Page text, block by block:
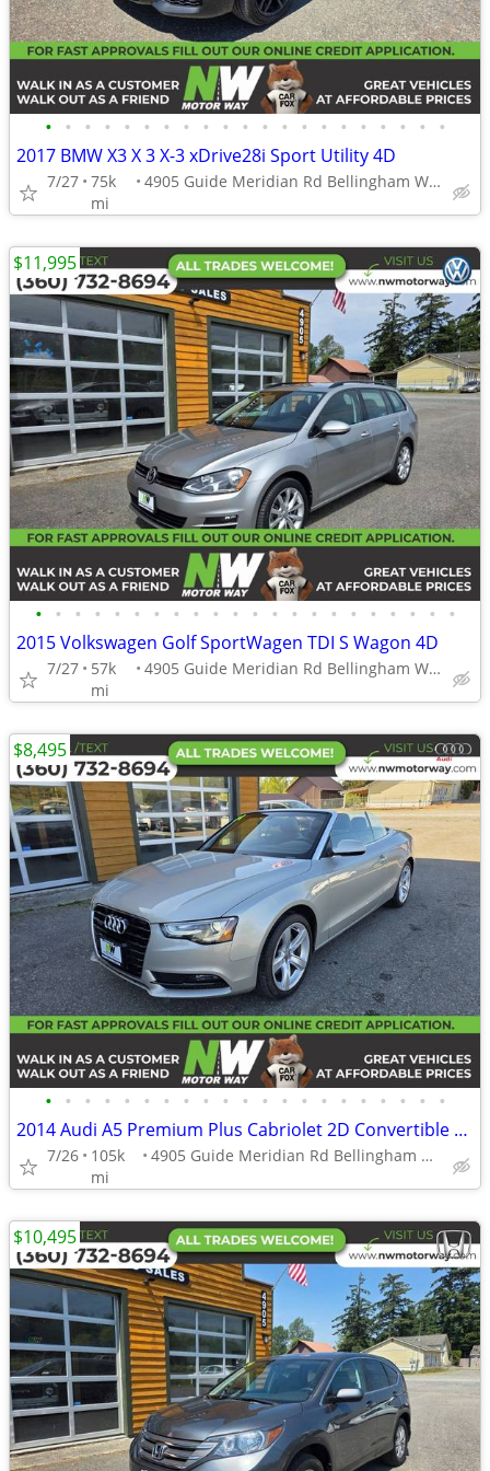
• • • • • • • • • • • • • • • • • • • • •
2017 BMW X3 X 3 X-3 xDrive28i Sport Utility 4D
7/27 75k
mi
4905 Guide Meridian Rd Bellingham WA 98226
• • • • • • • • • • • • • • • • • • • • • •
2015 Volkswagen Golf SportWagen TDI S Wagon 4D
7/27
57k
mi
4905 Guide Meridian Rd Bellingham WA 98226
$11,995
• • • • • • • • • • • • • • • • • • • • •
2014 Audi A5 Premium Plus Cabriolet 2D Convertible that's east on the
7/26
105k
mi
4905 Guide Meridian Rd Bellingham WA 98226
$8,495
$10,495